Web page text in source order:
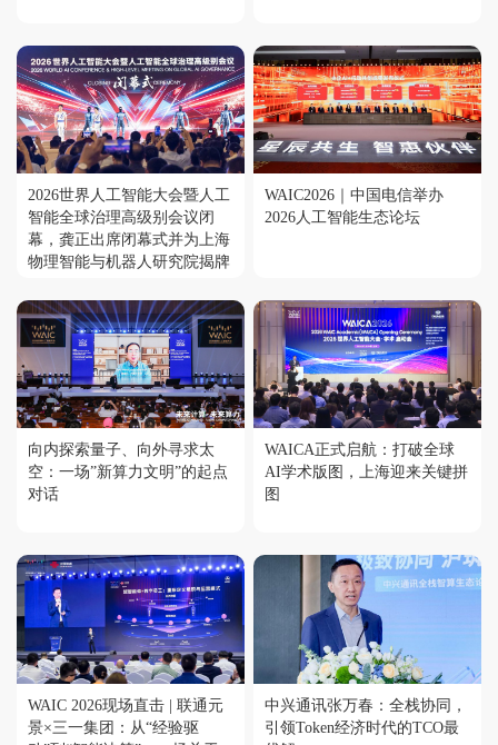
2026世界人工智能大会暨人工
智能全球治理高级别会议闭
幕，龚正出席闭幕式并为上海
物理智能与机器人研究院揭牌
WAIC2026｜中国电信举办
2026人工智能生态论坛
向内探索量子、向外寻求太
空：一场”新算力文明”的起点
对话
WAICA正式启航：打破全球
AI学术版图，上海迎来关键拼
图
WAIC 2026现场直击 | 联通元
景×三一集团：从“经验驱
中兴通讯张万春：全栈协同，
引领Token经济时代的TCO最